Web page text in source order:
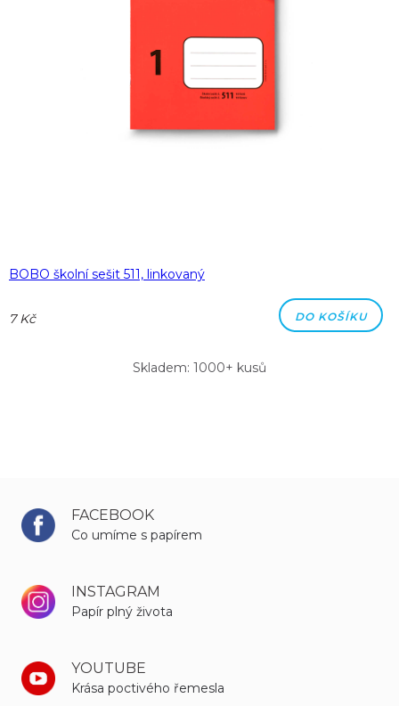
BOBO školní sešit 511, linkovaný
7 Kč DO KOŠÍKU
Skladem: 1000+ kusů
FACEBOOK
Co umíme s papírem
INSTAGRAM
Papír plný života
YOUTUBE
Krása poctivého řemesla